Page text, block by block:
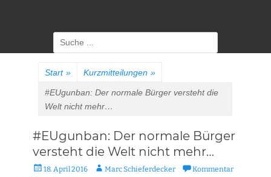
Suche
nach:
Start » Kurzmitteilungen »
#EUgunban: Der normale Bürger versteht die
Welt nicht mehr…
#EUgunban: Der normale Bürger
versteht die Welt nicht mehr…
Veröffentlicht
18. April 2016 AutorMarc Schieferdecker
Kommentar